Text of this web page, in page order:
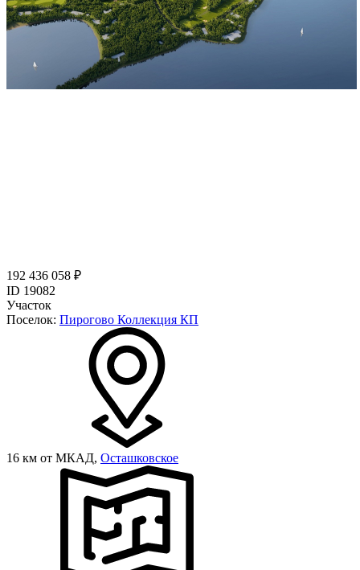
192 436 058 ₽
ID 19082
Участок
Поселок: Пирогово Коллекция КП
16 км от МКАД, Осташковское